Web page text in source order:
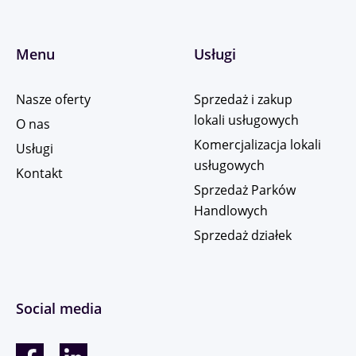
Menu
Nasze oferty
O nas
Usługi
Kontakt
Usługi
Sprzedaż i zakup
lokali usługowych
Komercjalizacja lokali
usługowych
Sprzedaż Parków
Handlowych
Sprzedaż działek
Social media